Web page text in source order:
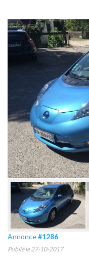
Annonce#1286
Publié le 27-10-2017